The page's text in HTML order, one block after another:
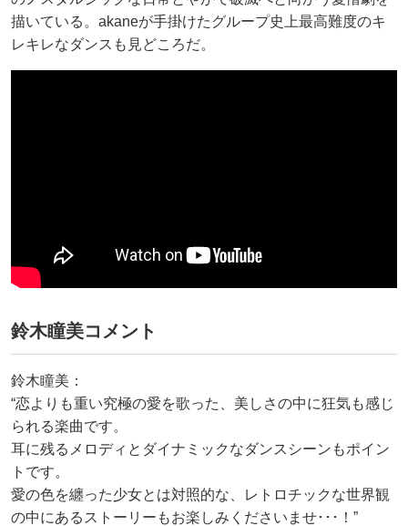
描いている。akaneが手掛けたグループ史上最高難度のキ
レキレなダンスも見どころだ。
鈴木瞳美コメント
鈴木瞳美：
“恋よりも重い究極の愛を歌った、美しさの中に狂気も感じ
られる楽曲です。
耳に残るメロディとダイナミックなダンスシーンもポイン
トです。
愛の色を纏った少女とは対照的な、レトロチックな世界観
の中にあるストーリーもお楽しみくださいませ･･･！”